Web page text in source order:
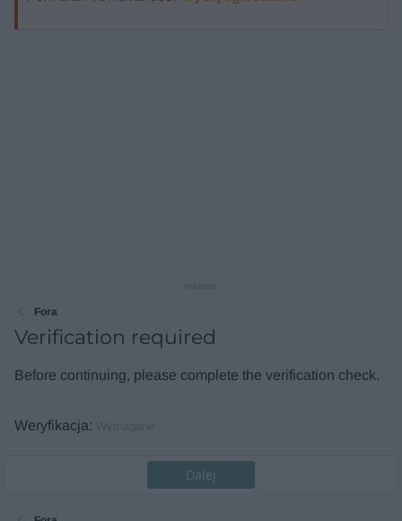
Fora
Verification required
Before continuing, please complete the verification check.
Weryfikacja Wymagane
Dalej